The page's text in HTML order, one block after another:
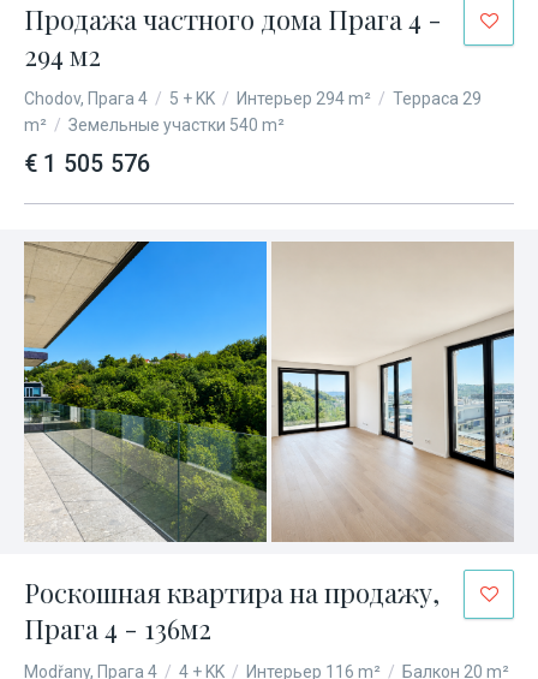
Продажа частного дома Прага 4 -
294 м2
Chodov, Прага 4 / 5 + KK / Интерьер 294 m² / Терраса 29
m² / Земельные участки 540 m²
€ 1 505 576
Роскошная квартира на продажу,
Прага 4 - 136м2
Modřany, Прага 4 / 4 + KK / Интерьер 116 m² / Балкон 20 m²